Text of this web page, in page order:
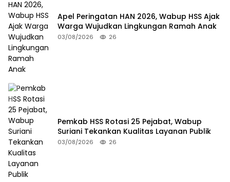
Apel Peringatan HAN 2026, Wabup HSS Ajak
Warga Wujudkan Lingkungan Ramah Anak
03/08/2026 26
Pemkab HSS Rotasi 25 Pejabat, Wabup
Suriani Tekankan Kualitas Layanan Publik
03/08/2026 26